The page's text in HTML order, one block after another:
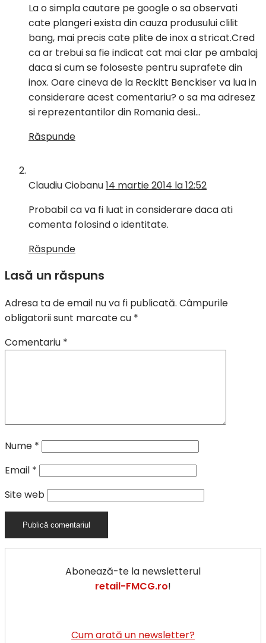
La o simpla cautare pe google o sa observati
cate plangeri exista din cauza produsului clilit
bang, mai precis cate plite de inox a stricat.Cred
ca ar trebui sa fie indicat cat mai clar pe ambalaj
daca si cum se foloseste pentru suprafete din
inox. Oare cineva de la Reckitt Benckiser va lua in
considerare acest comentariu? o sa ma adresez
si reprezentantilor din Romania desi…
Răspunde
Claudiu Ciobanu14 martie 2014 la 12:52
Probabil ca va fi luat in considerare daca ati
comenta folosind o identitate.
Răspunde
Lasă un răspuns
Adresa ta de email nu va fi publicată. Câmpurile
obligatorii sunt marcate cu *
Comentariu *
Nume *
Email *
Site web
Abonează-te la newsletterul
retail-FMCG.ro!
Cum arată un newsletter?